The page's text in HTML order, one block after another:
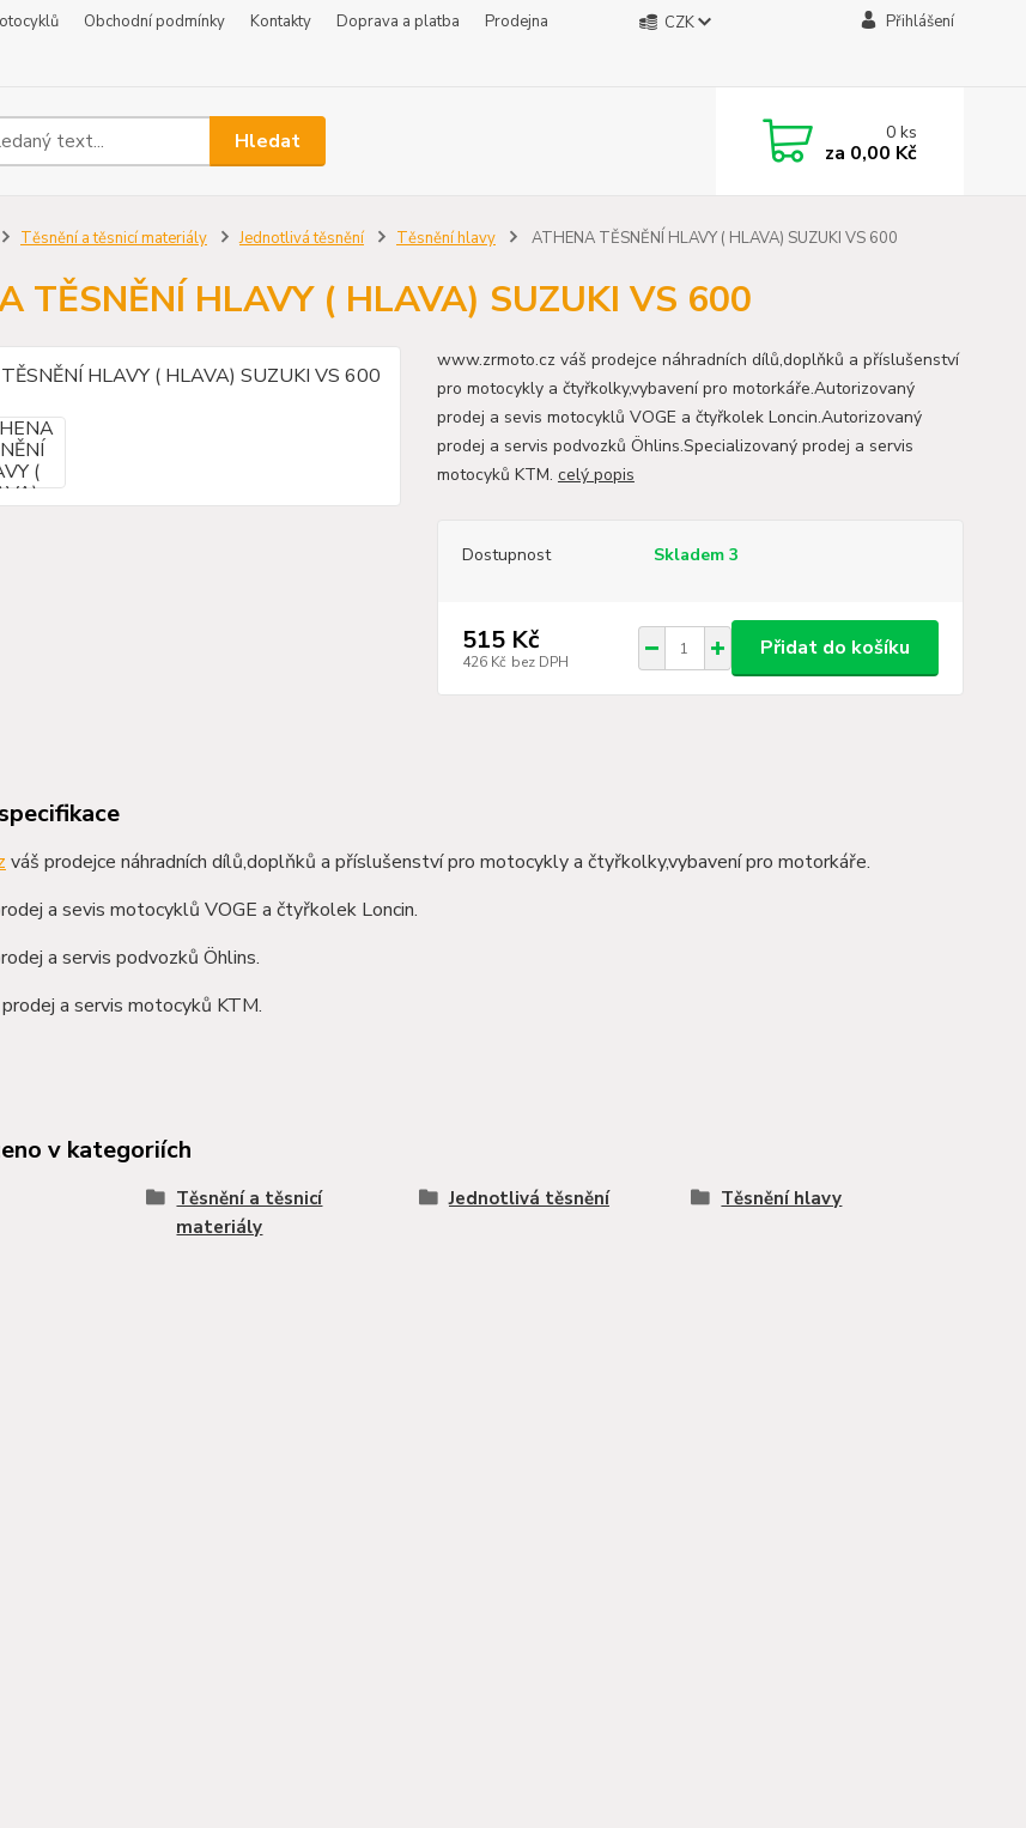
Obchodní podmínky Kontakty Doprava a platba
Prodejna
CZK Přihlášení
Hledat 0ks
za 0,00 Kč
Těsnění a těsnicí materiály Jednotlivá těsnění Těsnění hlavy ATHENA TĚSNĚNÍ HLAVY ( HLAVA) SUZUKI VS 600
TĚSNĚNÍ HLAVY ( HLAVA) SUZUKI VS 600
www.zrmoto.cz váš prodejce náhradních dílů,doplňků a příslušenství
pro motocykly a čtyřkolky,vybavení pro motorkáře.Autorizovaný
prodej a sevis motocyklů VOGE a čtyřkolek Loncin.Autorizovaný
prodej a servis podvozků Öhlins.Specializovaný prodej a servis
motocyků KTM. celý popis
Dostupnost Skladem 3
515 Kč
426 Kč bez DPH
Přidat do košíku
váš prodejce náhradních dílů,doplňků a příslušenství pro motocykly a čtyřkolky,vybavení pro motorkáře.
a sevis motocyklů VOGE a čtyřkolek Loncin.
a servis podvozků Öhlins.
a servis motocyků KTM.
v kategoriích
Těsnění a těsnicí
materiály
Jednotlivá těsnění Těsnění hlavy